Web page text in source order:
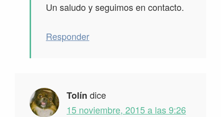
Un saludo y seguimos en contacto.
Responder
Tolín dice
15 noviembre, 2015 a las 9:26